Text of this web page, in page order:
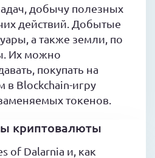
добычу полезных
действий. Добытые
а также земли, по
Их можно
покупать на
в Blockchain-игру
токенов.
криптовалюты
of Dalarnia и, как